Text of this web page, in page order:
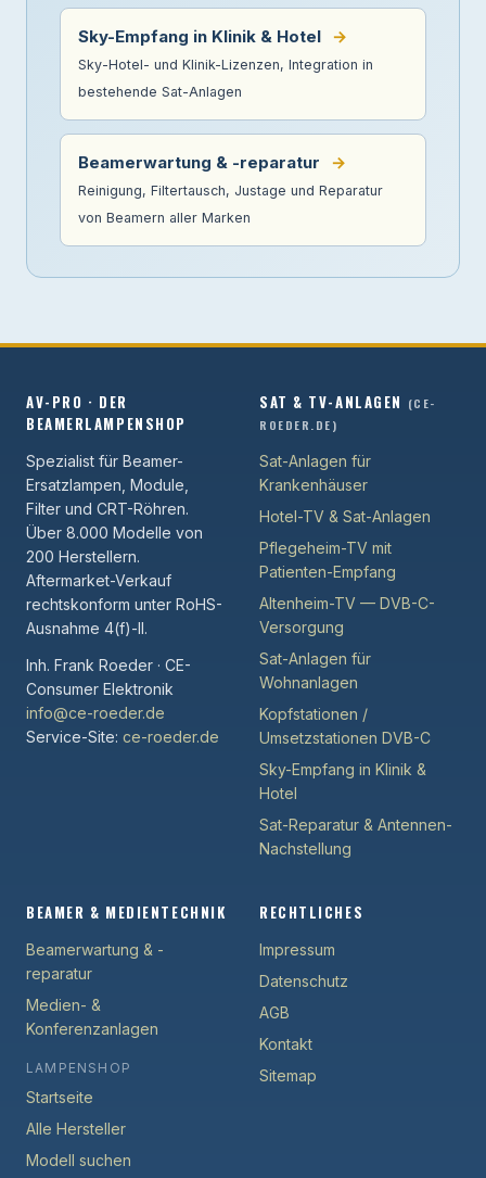
Sky-Empfang in Klinik & Hotel →
Sky-Hotel- und Klinik-Lizenzen, Integration in
bestehende Sat-Anlagen
Beamerwartung & -reparatur →
Reinigung, Filtertausch, Justage und Reparatur
von Beamern aller Marken
AV-PRO · DER
BEAMERLAMPENSHOP
Spezialist für Beamer-
Ersatzlampen, Module,
Filter und CRT-Röhren.
Über 8.000 Modelle von
200 Herstellern.
Aftermarket-Verkauf
rechtskonform unter RoHS-
Ausnahme 4(f)-II.
Inh. Frank Roeder · CE-
Consumer Elektronik
info@ce-roeder.de
Service-Site: ce-roeder.de
SAT & TV-ANLAGEN (CE-
ROEDER.DE)
Sat-Anlagen für
Krankenhäuser
Hotel-TV & Sat-Anlagen
Pflegeheim-TV mit
Patienten-Empfang
Altenheim-TV — DVB-C-
Versorgung
Sat-Anlagen für
Wohnanlagen
Kopfstationen /
Umsetzstationen DVB-C
Sky-Empfang in Klinik &
Hotel
Sat-Reparatur & Antennen-
Nachstellung
BEAMER & MEDIENTECHNIK
Beamerwartung & -
reparatur
Medien- &
Konferenzanlagen
LAMPENSHOP
Startseite
Alle Hersteller
Modell suchen
RECHTLICHES
Impressum
Datenschutz
AGB
Kontakt
Sitemap